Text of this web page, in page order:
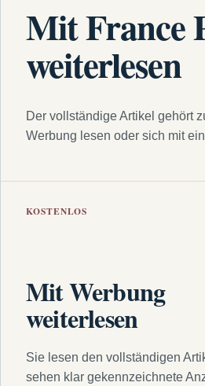
Mit France
weiterlesen
Der vollständige Artikel gehört
Werbung lesen oder sich mit
KOSTENLOS
Mit Werbung
weiterlesen
Sie lesen den vollständigen
sehen klar gekennzeichnete